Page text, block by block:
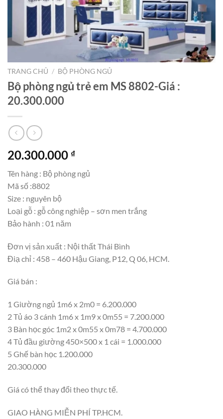
TRANG CHỦ / BỘ PHÒNG NGỦ
Bộ phòng ngủ trẻ em MS 8802-Giá :
20.300.000
20.300.000 ₫
Tên hàng : Bộ phòng ngủ
Mã số :8802
Size : nguyên bộ
Loại gỗ : gỗ công nghiệp – sơn men trắng
Bảo hành : 01 năm
Đơn vị sản xuất : Nội thất Thái Bình
Điạ chỉ : 458 – 460 Hậu Giang, P12, Q 06, HCM.
Giá bán :
1 Giường ngủ 1m6 x 2m0 = 6.200.000
2 Tủ áo 3 cánh 1m6 x 1m9 x 0m55 = 7.200.000
3 Bàn học góc 1m2 x 0m55 x 0m78 = 4.700.000
4 Tủ đầu giường 450×500 x 1 cái = 1.000.000
5 Ghế bàn học 1.200.000
20.300.000
Giá có thể thay đổi theo thực tế.
GIAO HÀNG MIỄN PHÍ TP.HCM.